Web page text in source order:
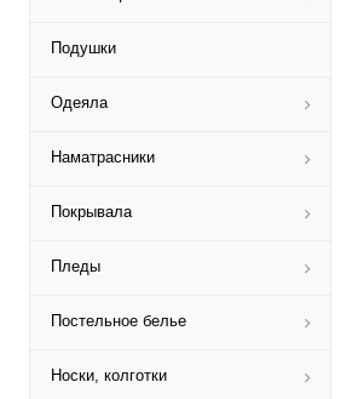
Подушки
Одеяла
Наматрасники
Покрывала
Пледы
Постельное белье
Носки, колготки